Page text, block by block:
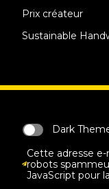
Prix créateur
Sustainable
Dark
Cette adresse
robots
JavaScript pour